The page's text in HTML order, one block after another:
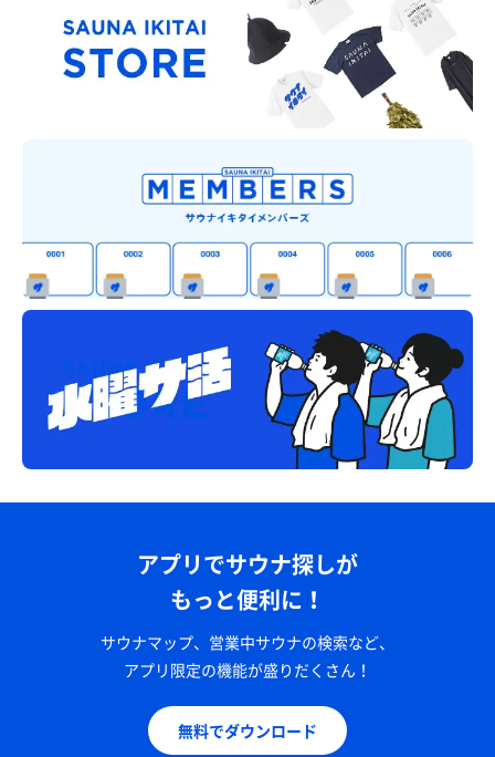
アプリでサウナ探しが
もっと便利に！
サウナマップ、営業中サウナの検索など、
アプリ限定の機能が盛りだくさん！
無料でダウンロード